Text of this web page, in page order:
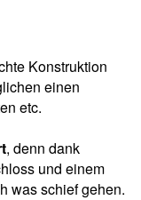
Konstruktion
einen
etc.
, denn dank
und einem
was schief gehen.